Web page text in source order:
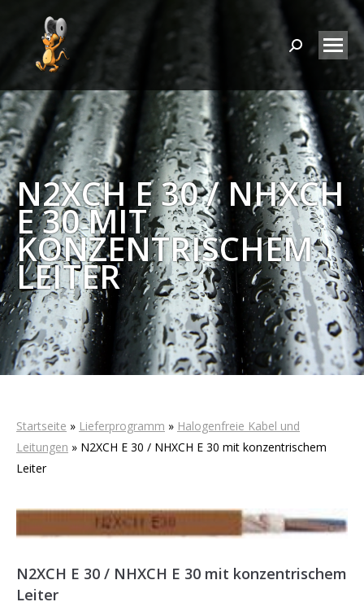
Search:
N2XCH E 30 / NHXCH
E 30 MIT
KONZENTRISCHEM
LEITER
Startseite » Lieferprogramm » Halogenfreie Kabel und
Leitungen » N2XCH E 30 / NHXCH E 30 mit konzentrischem
Leiter
N2XCH E 30 / NHXCH E 30 mit konzentrischem
Leiter